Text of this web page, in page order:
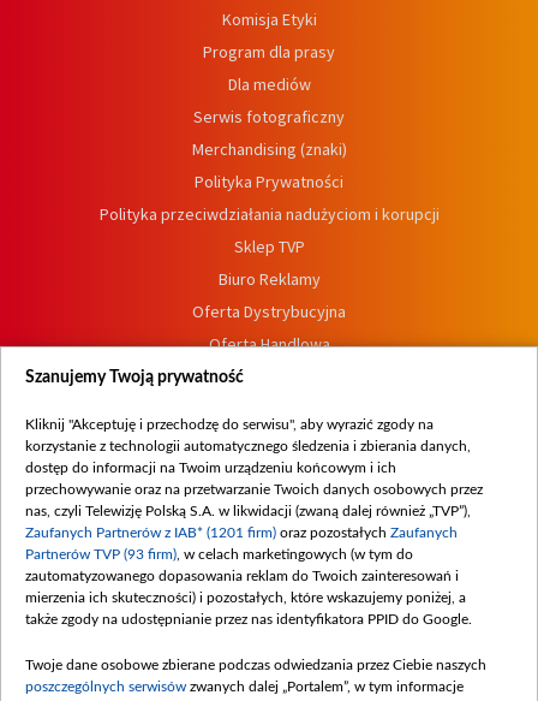
Komisja Etyki
Program dla prasy
Dla mediów
Serwis fotograficzny
Merchandising (znaki)
Polityka Prywatności
Polityka przeciwdziałania nadużyciom i korupcji
Sklep TVP
Biuro Reklamy
Oferta Dystrybucyjna
Oferta Handlowa
Dostępność
Procedura zgłoszeń wewnętrznych
Szanujemy Twoją prywatność
Kliknij "Akceptuję i przechodzę do serwisu", aby wyrazić zgody na
korzystanie z technologii automatycznego śledzenia i zbierania danych,
dostęp do informacji na Twoim urządzeniu końcowym i ich
przechowywanie oraz na przetwarzanie Twoich danych osobowych przez
nas, czyli Telewizję Polską S.A. w likwidacji (zwaną dalej również „TVP”),
Zaufanych Partnerów z IAB* (1201 firm) oraz pozostałych Zaufanych
Partnerów TVP (93 firm) , w celach marketingowych (w tym do
zautomatyzowanego dopasowania reklam do Twoich zainteresowań i
mierzenia ich skuteczności) i pozostałych, które wskazujemy poniżej, a
także zgody na udostępnianie przez nas identyfikatora PPID do Google.
Twoje dane osobowe zbierane podczas odwiedzania przez Ciebie naszych
poszczególnych serwisów zwanych dalej „Portalem”, w tym informacje